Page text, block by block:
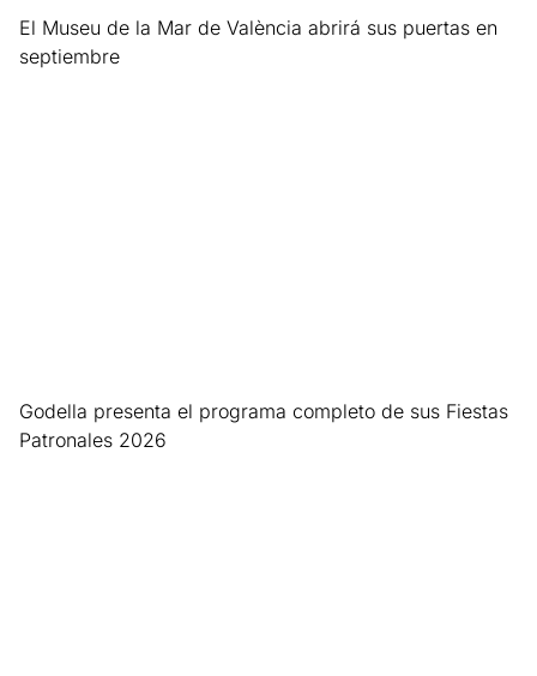
El Museu de la Mar de València abrirá sus puertas en
septiembre
Godella presenta el programa completo de sus Fiestas
Patronales 2026